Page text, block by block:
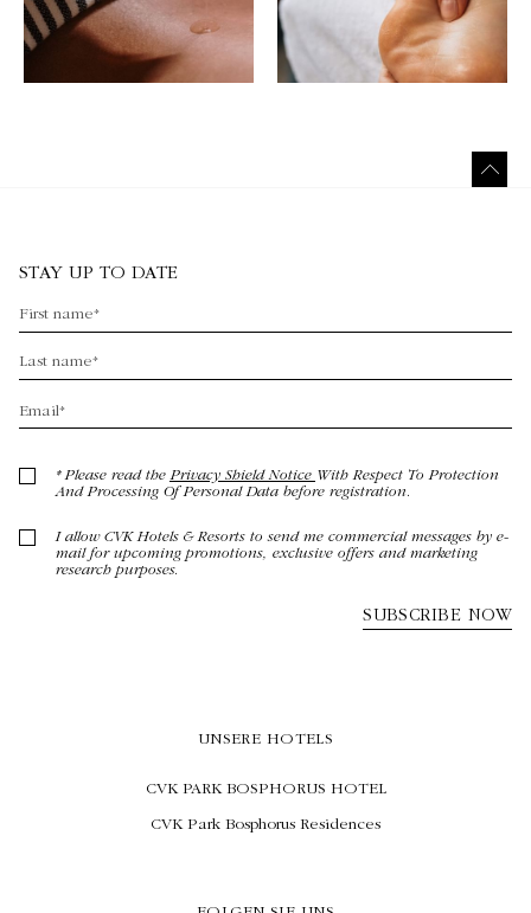
UNSERE HOTELS
CVK PARK BOSPHORUS HOTEL
CVK Park Bosphorus Residences